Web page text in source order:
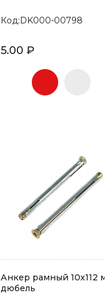
Код:DK000-00798
5.00 ₽
Анкер рамный 10х112
дюбель